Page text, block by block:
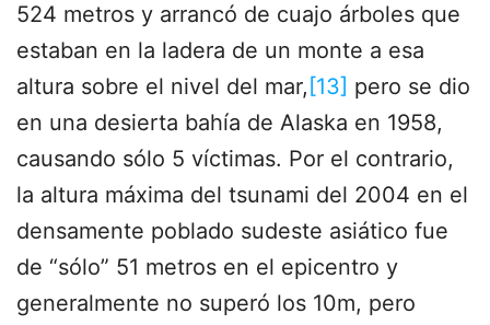
524 metros y arrancó de cuajo árboles que
estaban en la ladera de un monte a esa
altura sobre el nivel del mar, [13] pero se dio
en una desierta bahía de Alaska en 1958,
causando sólo 5 víctimas. Por el contrario,
la altura máxima del tsunami del 2004 en el
densamente poblado sudeste asiático fue
de “sólo” 51 metros en el epicentro y
generalmente no superó los 10m, pero